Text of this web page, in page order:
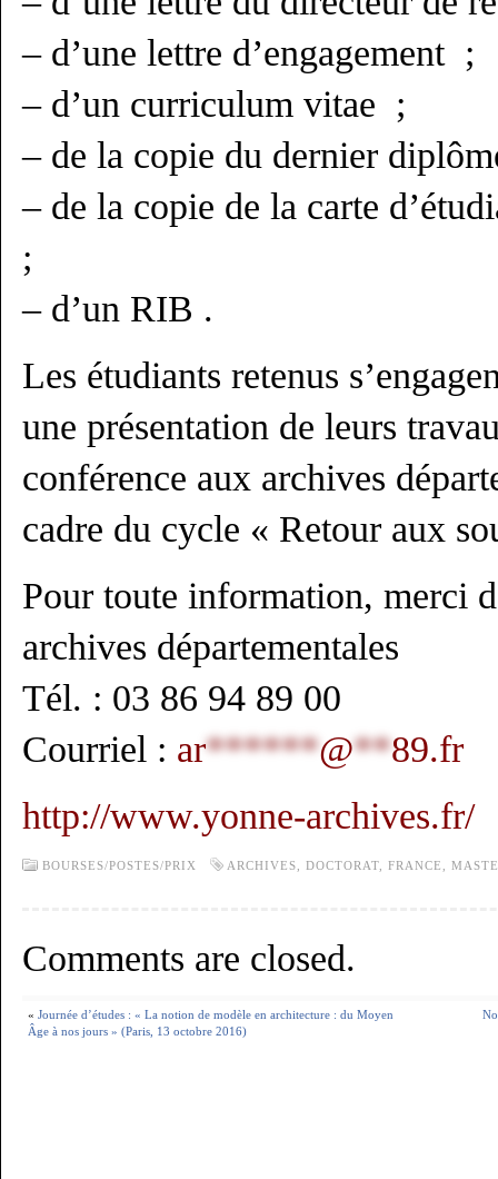
– d’une lettre d’engagement ;
– d’un curriculum vitae ;
– de la copie du dernier
– de la copie de la carte
;
– d’un RIB .
Les étudiants retenus
une présentation de leurs
conférence aux archives
cadre du cycle « Retour aux
Pour toute information, merci
archives départementales
Tél. : 03 86 94 89 00
Courriel : ar******@**89.fr
http://www.yonne-archives.fr/
BOURSES/POSTES/PRIX ARCHIVES DOCTORAT FRANCE
Comments are closed.
« Journée d’études : « La notion de modèle en architecture : du Moyen
Âge à nos jours » (Paris, 13 octobre 2016)